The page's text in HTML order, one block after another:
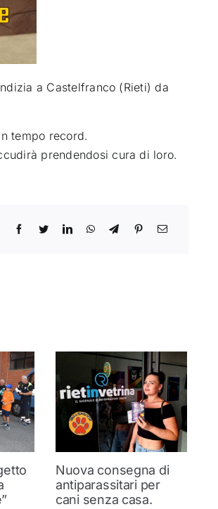
a Castelfranco (Rieti) da
tempo record.
prendendosi cura di loro.
Nuova consegna di
antiparassitari per
cani senza casa.